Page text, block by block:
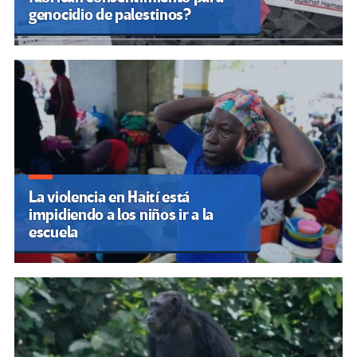
genocidio de palestinos?
La violencia en Haití está
impidiendo a los niños ir a la
escuela